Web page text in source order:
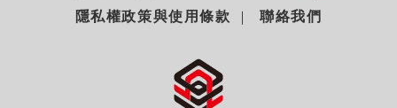
隱私權政策與使用條款
聯絡我們